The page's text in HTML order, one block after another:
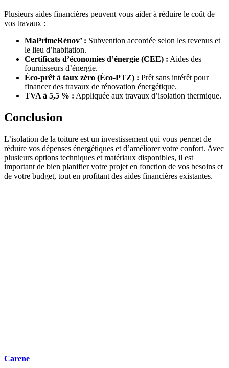
Plusieurs aides financières peuvent vous aider à réduire le coût de
vos travaux :
MaPrimeRénov’ : Subvention accordée selon les revenus et
le lieu d’habitation.
Certificats d’économies d’énergie (CEE) : Aides des
fournisseurs d’énergie.
Éco-prêt à taux zéro (Éco-PTZ) : Prêt sans intérêt pour
financer des travaux de rénovation énergétique.
TVA à 5,5 % : Appliquée aux travaux d’isolation thermique.
Conclusion
L’isolation de la toiture est un investissement qui vous permet de
réduire vos dépenses énergétiques et d’améliorer votre confort. Avec
plusieurs options techniques et matériaux disponibles, il est
important de bien planifier votre projet en fonction de vos besoins et
de votre budget, tout en profitant des aides financières existantes.
Carene